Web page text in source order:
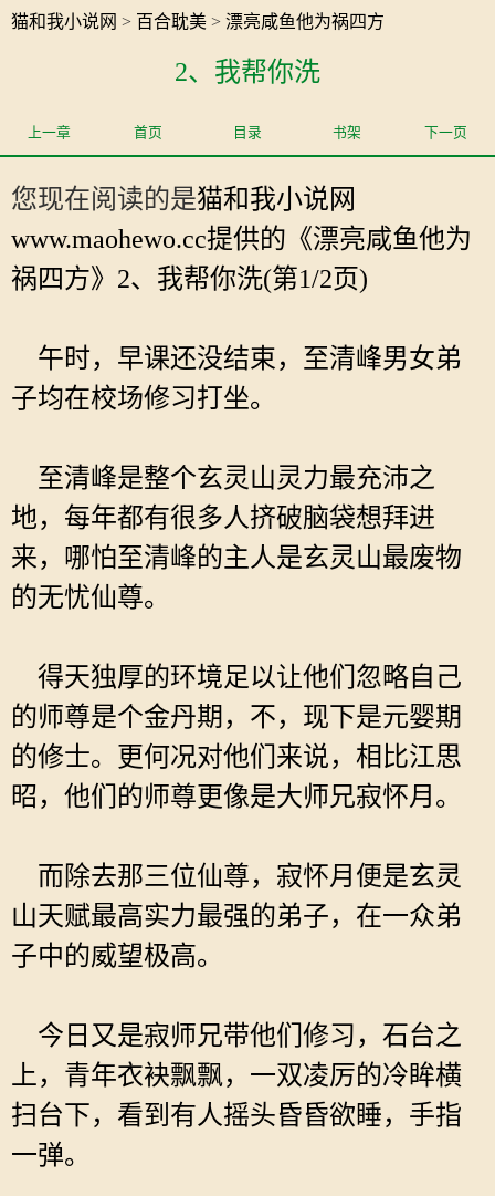
猫和我小说网 > 百合耽美 > 漂亮咸鱼他为祸四方
2、我帮你洗
上一章 首页 目录 书架 下一页
您现在阅读的是猫和我小说网
www.maohewo.cc提供的《漂亮咸鱼他为
祸四方》2、我帮你洗(第1/2页)
午时，早课还没结束，至清峰男女弟
子均在校场修习打坐。
至清峰是整个玄灵山灵力最充沛之
地，每年都有很多人挤破脑袋想拜进
来，哪怕至清峰的主人是玄灵山最废物
的无忧仙尊。
得天独厚的环境足以让他们忽略自己
的师尊是个金丹期，不，现下是元婴期
的修士。更何况对他们来说，相比江思
昭，他们的师尊更像是大师兄寂怀月。
而除去那三位仙尊，寂怀月便是玄灵
山天赋最高实力最强的弟子，在一众弟
子中的威望极高。
今日又是寂师兄带他们修习，石台之
上，青年衣袂飘飘，一双凌厉的冷眸横
扫台下，看到有人摇头昏昏欲睡，手指
一弹。